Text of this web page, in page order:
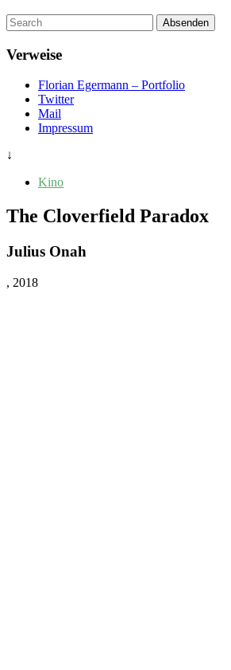
Um
diese
Seite
zu
suchen,
geben
einen
Suchbegriff
ein
Absenden
Verweise
Florian Egermann – Portfolio
Twitter
Mail
Impressum
↓
Kino
The Cloverfield Paradox
Julius Onah
, 2018